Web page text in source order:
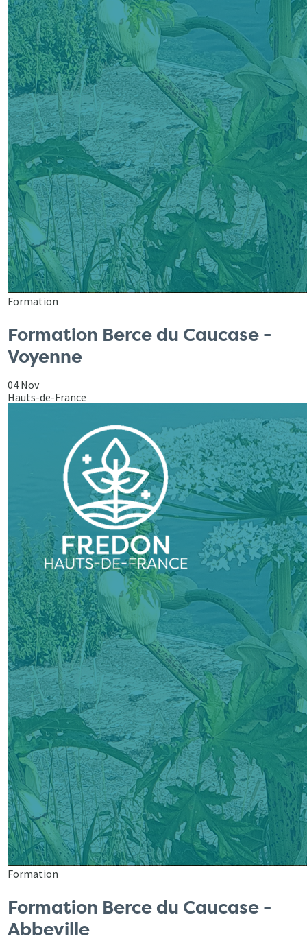
Formation
Formation Berce du Caucase -
Voyenne
04 Nov
Hauts-de-France
Formation
Formation Berce du Caucase -
Abbeville